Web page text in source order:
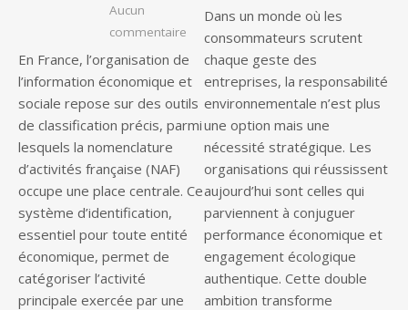
Aucun
commentaire sur Qu’est-ce que le code de
En France, l’organisation de
l’information économique et
sociale repose sur des outils
de classification précis, parmi
lesquels la nomenclature
d’activités française (NAF)
occupe une place centrale. Ce
système d’identification,
essentiel pour toute entité
économique, permet de
catégoriser l’activité
principale exercée par une
Dans un monde où les
consommateurs scrutent
chaque geste des
entreprises, la responsabilité
environnementale n’est plus
une option mais une
nécessité stratégique. Les
organisations qui réussissent
aujourd’hui sont celles qui
parviennent à conjuguer
performance économique et
engagement écologique
authentique. Cette double
ambition transforme